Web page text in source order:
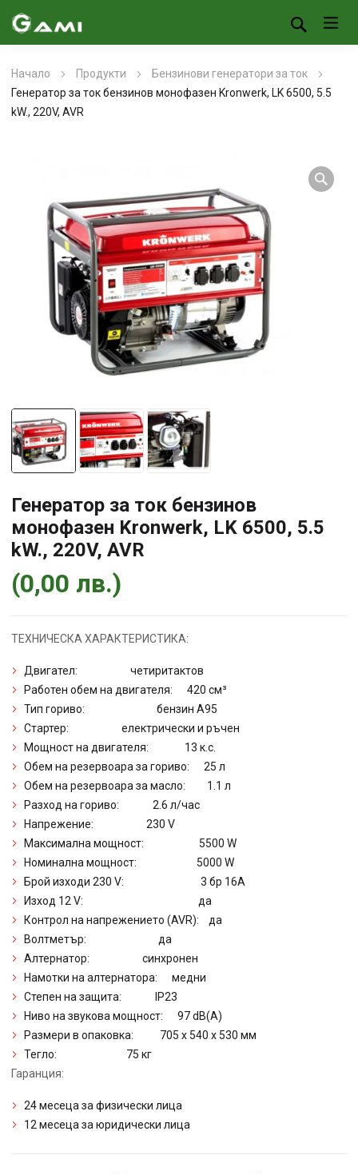
Начало Продукти
Бензинови генератори за ток
Генератор за ток бензинов монофазен Kronwerk, LK 6500, 5.5
kW., 220V, AVR
Генератор за ток бензинов
монофазен Kronwerk, LK 6500, 5.5
kW., 220V, AVR
(0,00 лв.)
ТЕХНИЧЕСКА ХАРАКТЕРИСТИКА:
Двигател: четиритактов
Работен обем на двигателя: 420 см³
Тип гориво: бензин А95
Стартер: електрически и ръчен
Мощност на двигателя: 13 к.с.
Обем на резервоара за гориво: 25 л
Обем на резервоара за масло: 1.1 л
Разход на гориво: 2.6 л/час
Напрежение: 230 V
Максимална мощност: 5500 W
Номинална мощност: 5000 W
Брой изходи 230 V: 3 бр 16А
Изход 12 V: да
Контрол на напрежението (AVR): да
Волтметър: да
Алтернатор: синхронен
Намотки на алтернатора: медни
Степен на защита: IP23
Ниво на звукова мощност: 97 dB(A)
Размери в опаковка: 705 х 540 х 530 мм
Тегло: 75 кг
Гаранция:
24 месеца за физически лица
12 месеца за юридически лица